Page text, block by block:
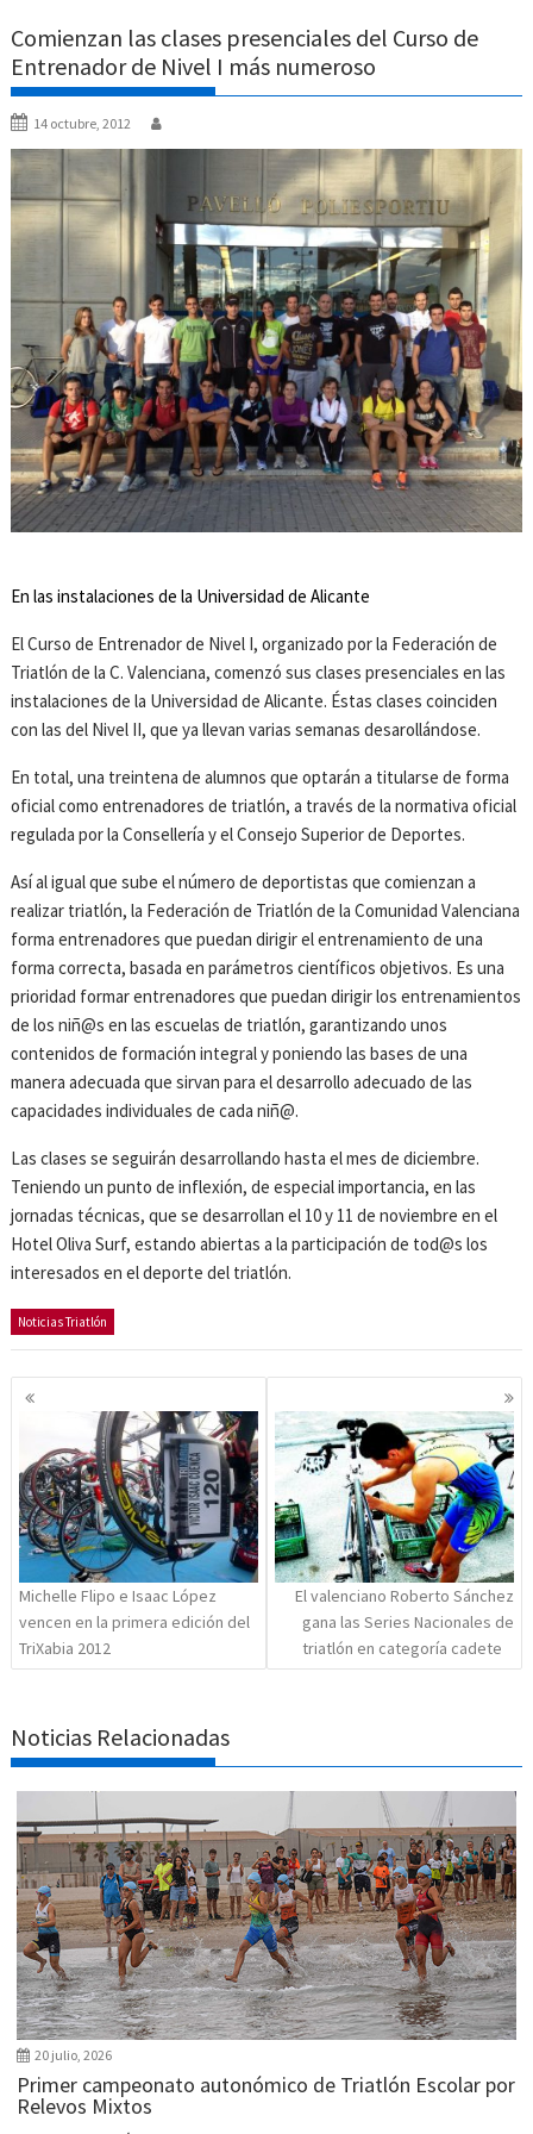
Comienzan las clases presenciales del Curso de
Entrenador de Nivel I más numeroso
14 octubre, 2012
En las instalaciones de la Universidad de Alicante
El Curso de Entrenador de Nivel I, organizado por la Federación de
Triatlón de la C. Valenciana, comenzó sus clases presenciales en las
instalaciones de la Universidad de Alicante. Éstas clases coinciden
con las del Nivel II, que ya llevan varias semanas desarollándose.
En total, una treintena de alumnos que optarán a titularse de forma
oficial como entrenadores de triatlón, a través de la normativa oficial
regulada por la Consellería y el Consejo Superior de Deportes.
Así al igual que sube el número de deportistas que comienzan a
realizar triatlón, la Federación de Triatlón de la Comunidad Valenciana
forma entrenadores que puedan dirigir el entrenamiento de una
forma correcta, basada en parámetros científicos objetivos. Es una
prioridad formar entrenadores que puedan dirigir los entrenamientos
de los niñ@s en las escuelas de triatlón, garantizando unos
contenidos de formación integral y poniendo las bases de una
manera adecuada que sirvan para el desarrollo adecuado de las
capacidades individuales de cada niñ@.
Las clases se seguirán desarrollando hasta el mes de diciembre.
Teniendo un punto de inflexión, de especial importancia, en las
jornadas técnicas, que se desarrollan el 10 y 11 de noviembre en el
Hotel Oliva Surf, estando abiertas a la participación de tod@s los
interesados en el deporte del triatlón.
Noticias Triatlón
Navegación
entradas
Michelle Flipo e Isaac López
vencen en la primera edición del
TriXabia 2012
El valenciano Roberto Sánchez
gana las Series Nacionales de
triatlón en categoría cadete
Noticias Relacionadas
20 julio, 2026
Primer campeonato autonómico de Triatlón Escolar por
Relevos Mixtos